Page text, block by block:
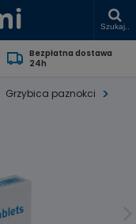
Szukaj..
Bezpłatna dostawa
24h
Grzybica paznokci